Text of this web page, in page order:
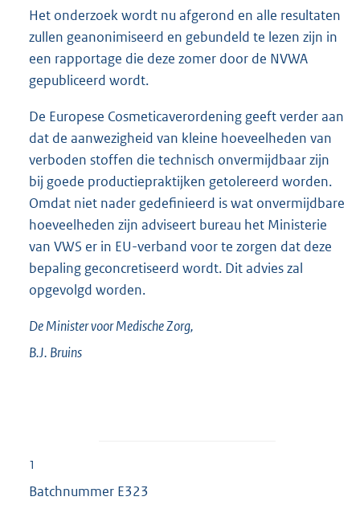
Het onderzoek wordt nu afgerond en alle resultaten
zullen geanonimiseerd en gebundeld te lezen zijn in
een rapportage die deze zomer door de NVWA
gepubliceerd wordt.
De Europese Cosmeticaverordening geeft verder aan
dat de aanwezigheid van kleine hoeveelheden van
verboden stoffen die technisch onvermijdbaar zijn
bij goede productiepraktijken getolereerd worden.
Omdat niet nader gedefinieerd is wat onvermijdbare
hoeveelheden zijn adviseert bureau het Ministerie
van VWS er in EU-verband voor te zorgen dat deze
bepaling geconcretiseerd wordt. Dit advies zal
opgevolgd worden.
De Minister voor Medische Zorg,
B.J. Bruins
1
Batchnummer E323